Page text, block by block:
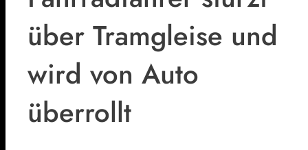
über Tramgleise und
wird von Auto
überrollt